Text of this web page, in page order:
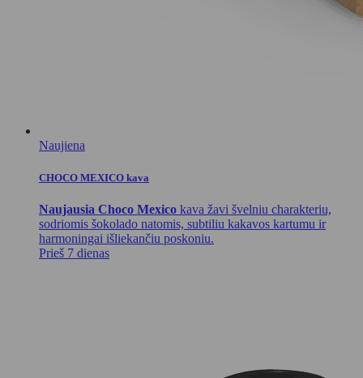
Naujiena
CHOCO MEXICO kava
Naujausia Choco Mexico kava žavi švelniu charakteriu,
sodriomis šokolado natomis, subtiliu kakavos kartumu ir
harmoningai išliekančiu poskoniu.
Prieš 7 dienas